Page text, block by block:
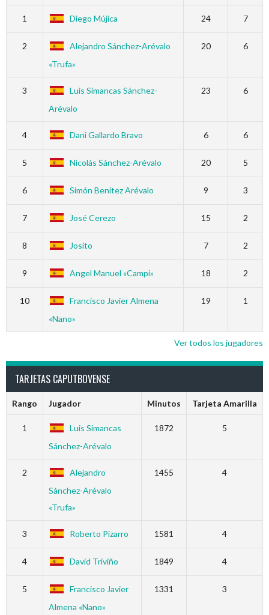
1 Diego Mújica 24 7
2
Alejandro Sánchez-Arévalo
«Trufa»
20 6
3
Luis Simancas Sánchez-
Arévalo
23 6
4 Dani Gallardo Bravo 6 6
5 Nicolás Sánchez-Arévalo 20 5
6 Simón Benítez Arévalo 9 3
7 José Cerezo 15 2
8 Josito 7 2
9 Angel Manuel «Campi» 18 2
10
Francisco Javier Almena
«Nano»
19 1
Ver todos los jugadores
TARJETAS CAPUTBOVENSE
Rango Jugador Minutos Tarjeta Amarilla
1
Luis Simancas
Sánchez-Arévalo
1872 5
2
Alejandro
Sánchez-Arévalo
«Trufa»
1455 4
3 Roberto Pizarro 1581 4
4 David Triviño 1849 4
5
Francisco Javier
Almena «Nano»
1331 3